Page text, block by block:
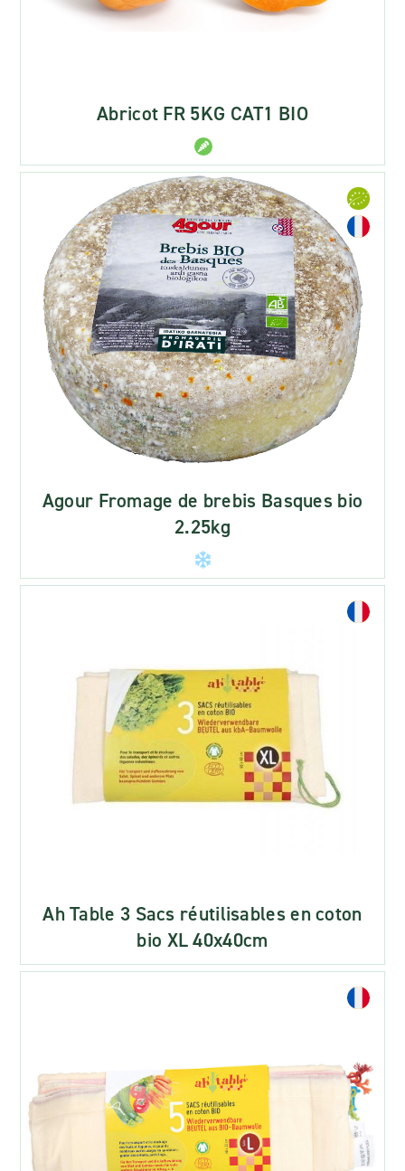
Abricot FR 5KG CAT1 BIO
Agour Fromage de brebis Basques bio
2.25kg
Ah Table 3 Sacs réutilisables en coton
bio XL 40x40cm